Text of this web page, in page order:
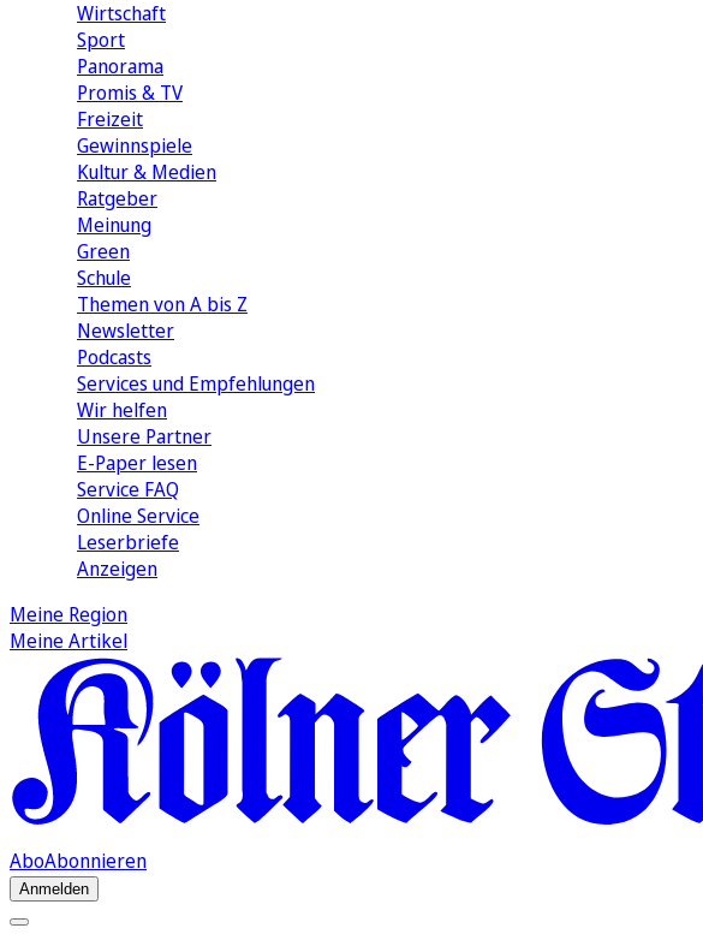
Wirtschaft
Sport
Panorama
Promis & TV
Freizeit
Gewinnspiele
Kultur & Medien
Ratgeber
Meinung
Green
Schule
Themen von A bis Z
Newsletter
Podcasts
Services und Empfehlungen
Wir helfen
Unsere Partner
E-Paper lesen
Service FAQ
Online Service
Leserbriefe
Anzeigen
Meine Region
Meine Artikel
AboAbonnieren
Anmelden